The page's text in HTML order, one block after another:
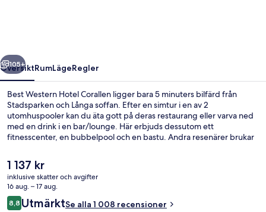
Nästa
105+
ÖversiktRumLägeRegler
Best Western Hotel Corallen ligger bara 5 minuters bilfärd från
Stadsparken och Långa soffan. Efter en simtur i en av 2
utomhuspooler kan du äta gott på deras restaurang eller varva ned
med en drink i en bar/lounge. Här erbjuds dessutom ett
fitnesscenter, en bubbelpool och en bastu. Andra resenärer brukar
Det
nuvarande
priset
är
1 137 kr
1 137 kr
inklusive skatter och avgifter
16 aug. – 17 aug.
Recensioner
8,88,8 av 10,
UtmärktSe alla 1 008 recensioner